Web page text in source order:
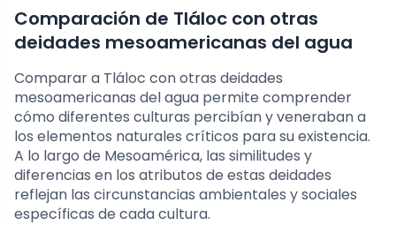
Comparación de Tláloc con otras
deidades mesoamericanas del agua
Comparar a Tláloc con otras deidades
mesoamericanas del agua permite comprender
cómo diferentes culturas percibían y veneraban a
los elementos naturales críticos para su existencia.
A lo largo de Mesoamérica, las similitudes y
diferencias en los atributos de estas deidades
reflejan las circunstancias ambientales y sociales
específicas de cada cultura.